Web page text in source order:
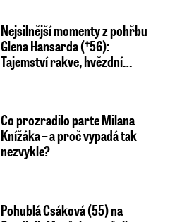
Nejsilnější momenty z pohřbu
Glena Hansarda (†56):
Tajemství rakve, hvězdní…
Co prozradilo parte Milana
Knížáka – a proč vypadá tak
nezvykle?
Pohublá Csáková (55) na